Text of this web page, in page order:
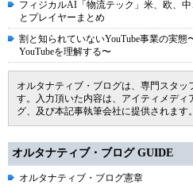
フィジカルAI「物流テック」米、欧、
とプレイヤーまとめ
割と知られていないYouTube事業の実
YouTubeを理解する〜
オルタナティブ・ブログは、専門スタッ
す。入力頂いた内容は、アイティメディ
グ、及び本記事執筆会社に提供されます。
オルタナティブ・ブログ GUIDE
オルタナティブ・ブログ憲章